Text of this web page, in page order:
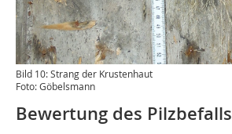
Bild 10: Strang der Krustenhaut
Foto: Göbelsmann
Bewertung des Pilzbefalls